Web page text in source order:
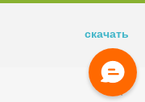
скачать